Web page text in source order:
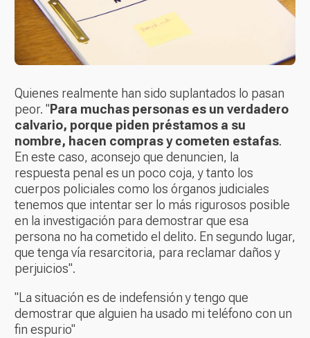
Quienes realmente han sido suplantados lo pasan
peor. "Para muchas personas es un verdadero
calvario, porque piden préstamos a su
nombre, hacen compras y cometen estafas.
En este caso, aconsejo que denuncien, la
respuesta penal es un poco coja, y tanto los
cuerpos policiales como los órganos judiciales
tenemos que intentar ser lo más rigurosos posible
en la investigación para demostrar que esa
persona no ha cometido el delito. En segundo lugar,
que tenga vía resarcitoria, para reclamar daños y
perjuicios".
"La situación es de indefensión y tengo que
demostrar que alguien ha usado mi teléfono con un
fin espurio"